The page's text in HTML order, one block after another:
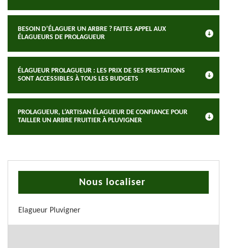
BESOIN D’ÉLAGUER UN ARBRE ? FAITES APPEL AUX
ÉLAGUEURS DE PROLAGUEUR
ÉLAGUEUR PROLAGUEUR : LES PRIX DE SES PRESTATIONS
SONT ACCESSIBLES À TOUS LES BUDGETS
PROLAGUEUR, L’ARTISAN ÉLAGUEUR DE CONFIANCE POUR
TAILLER UN ARBRE FRUITIER À PLUVIGNER
Nous localiser
Elagueur Pluvigner